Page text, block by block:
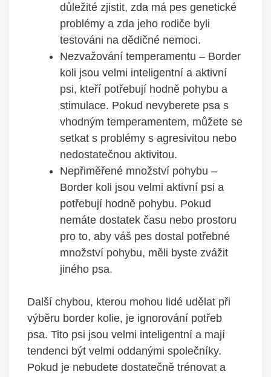
důležité zjistit, zda má pes genetické
problémy a zda jeho rodiče byli
testováni na dědičné nemoci.
Nezvažování temperamentu – Border
koli jsou velmi inteligentní a aktivní
psi, kteří potřebují hodně pohybu a
stimulace. Pokud nevyberete psa s
vhodným temperamentem, můžete se
setkat s problémy s agresivitou nebo
nedostatečnou aktivitou.
Nepřiměřené množství pohybu –
Border koli jsou velmi aktivní psi a
potřebují hodně pohybu. Pokud
nemáte dostatek času nebo prostoru
pro to, aby váš pes dostal potřebné
množství pohybu, měli byste zvážit
jiného psa.
Další chybou, kterou mohou lidé udělat při
výběru border kolie, je ignorování potřeb
psa. Tito psi jsou velmi inteligentní a mají
tendenci být velmi oddanými společníky.
Pokud je nebudete dostatečně trénovat a